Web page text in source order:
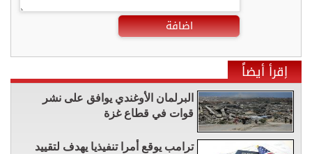
اضافة
إقرأ أيضاً
البرلمان الأوغندي يوافق على نشر
قوات في قطاع غزة
ترامب يوقع أمرا تنفيذيا يهدف لتقييد